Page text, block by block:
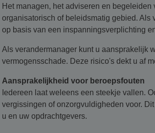
Het managen, het adviseren en
organisatorisch of beleidsmatig gebied. Als
op basis van een inspanningsverplichting
Als verandermanager kunt u aansprakelijk
vermogensschade. Deze risico's dekt u af
Aansprakelijkheid voor beroepsfouten
Iedereen laat weleens een steekje vallen.
vergissingen of onzorgvuldigheden voor.
u en uw opdrachtgevers.